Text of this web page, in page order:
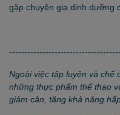
gặp chuyên gia dinh dưỡng
Ngoài việc tập luyện và chế
những thực phẩm thể thao
giảm cân, tăng khả năng